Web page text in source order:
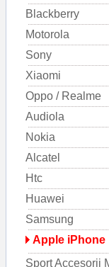
Blackberry
Motorola
Sony
Xiaomi
Oppo / Realme
Audiola
Nokia
Alcatel
Htc
Huawei
Samsung
Apple iPhone
Sport Accesorii